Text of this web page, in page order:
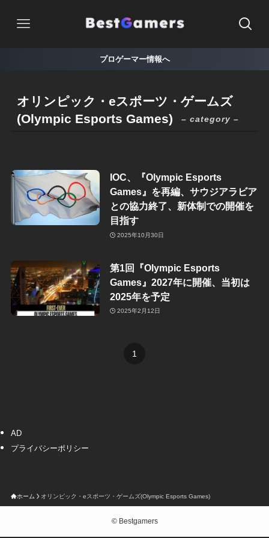
プロゲーマー情報へ
オリンピック・eスポーツ・ゲームズ
(Olympic Esports Games)
– category –
IOC、『Olympic Esports
Games』を再編、サウジアラビア
との協力終了、新体制での開催を
目指す
2025年10月30日
第1回『Olympic Esports
Games』2027年に開催、当初は
2025年を予定
2025年2月12日
1
AD
プライバシーポリシー
ホーム オリンピック・eスポーツ・ゲームズ(Olympic Esports Games)
©Bestgamers